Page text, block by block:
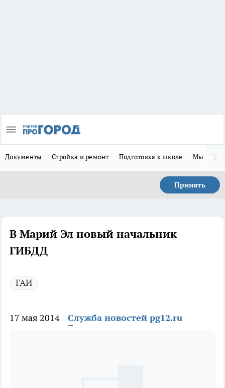
Документы Стройка и ремонт Подготовка к школе Мы в MAX
Принять
В Марий Эл новый начальник
ГИБДД
ГАИ
17 мая 2014 Служба новостей pg12.ru